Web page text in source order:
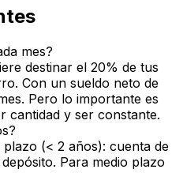
mes?
destinar el 20% de tus
Con un sueldo neto de
Pero lo importante es
cantidad y ser constante.
(< 2 años): cuenta de
Para medio plazo